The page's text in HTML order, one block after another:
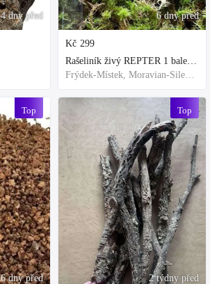
4 dny před
6 dny před
Top
6 dny před
Kč 299
Rašeliník živý REPTER 1 balení - násada, TOP kvalita 30cm-30cm-8cm
Frýdek-Místek, Moravian-Silesian Region,Others
2 týdny před
Top